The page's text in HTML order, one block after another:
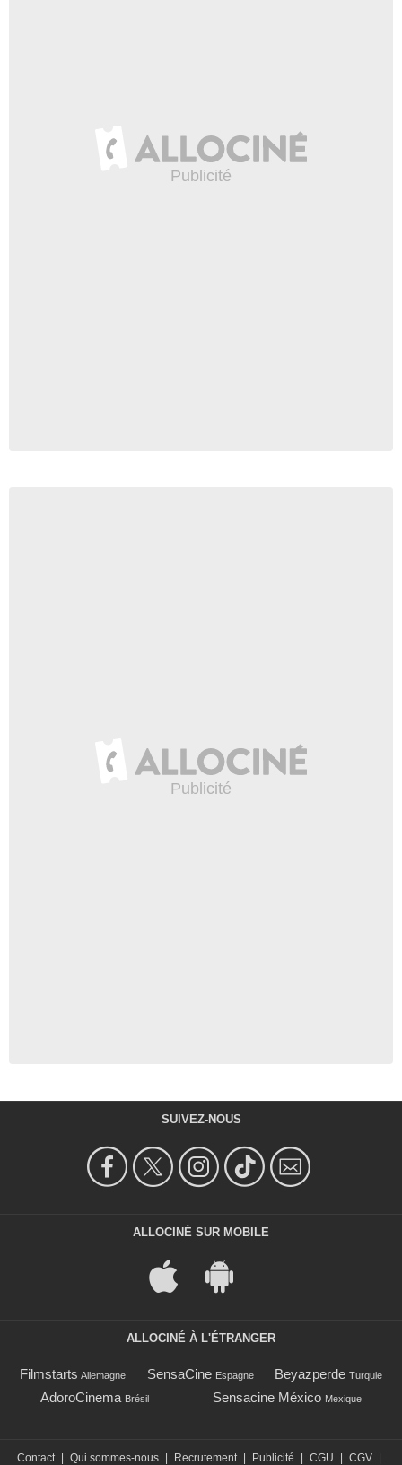
SUIVEZ-NOUS
ALLOCINÉ SUR MOBILE
ALLOCINÉ À L'ÉTRANGER
Filmstarts Allemagne SensaCine Espagne Beyazperde Turquie
AdoroCinema Brésil Sensacine México Mexique
Contact | Qui sommes-nous | Recrutement | Publicité | CGU | CGV |